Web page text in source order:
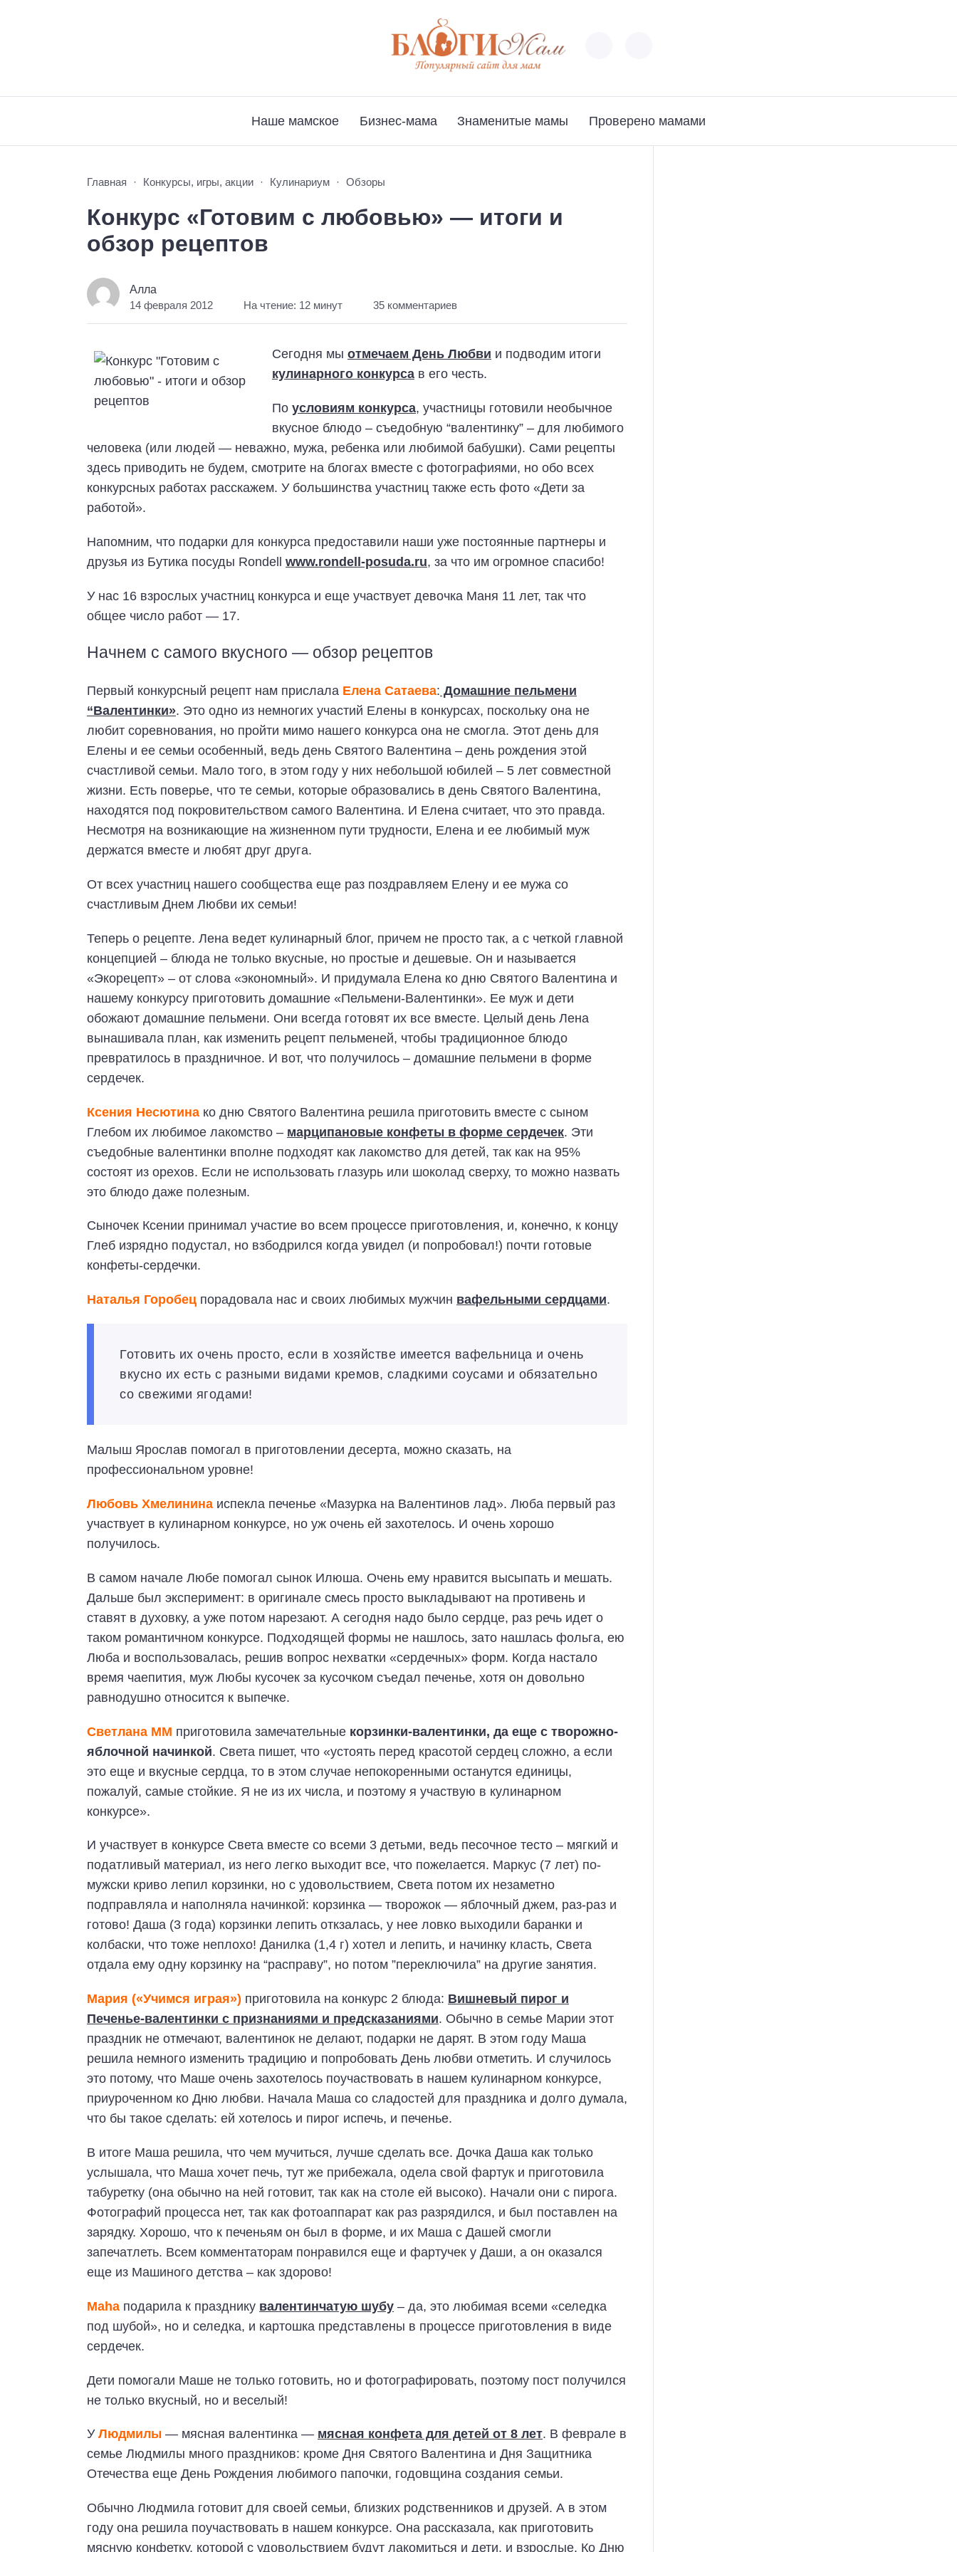
Наше мамское Бизнес-мама Знаменитые мамы Проверено мамами
Главная Конкурсы, игры, акции Кулинариум Обзоры
Конкурс «Готовим с любовью» — итоги и
обзор рецептов
Алла
14 февраля 2012 На чтение: 12 минут 35 комментариев
Сегодня мы отмечаем День Любви и подводим итоги
кулинарного конкурса в его честь.
По условиям конкурса, участницы готовили необычное
вкусное блюдо – съедобную “валентинку” – для любимого
человека (или людей — неважно, мужа, ребенка или любимой бабушки). Сами рецепты
здесь приводить не будем, смотрите на блогах вместе с фотографиями, но обо всех
конкурсных работах расскажем. У большинства участниц также есть фото «Дети за
работой».
Напомним, что подарки для конкурса предоставили наши уже постоянные партнеры и
друзья из Бутика посуды Rondell www.rondell-posuda.ru, за что им огромное спасибо!
У нас 16 взрослых участниц конкурса и еще участвует девочка Маня 11 лет, так что
общее число работ — 17.
Начнем с самого вкусного — обзор рецептов
Первый конкурсный рецепт нам прислала Елена Сатаева: Домашние пельмени
“Валентинки». Это одно из немногих участий Елены в конкурсах, поскольку она не
любит соревнования, но пройти мимо нашего конкурса она не смогла. Этот день для
Елены и ее семьи особенный, ведь день Святого Валентина – день рождения этой
счастливой семьи. Мало того, в этом году у них небольшой юбилей – 5 лет совместной
жизни. Есть поверье, что те семьи, которые образовались в день Святого Валентина,
находятся под покровительством самого Валентина. И Елена считает, что это правда.
Несмотря на возникающие на жизненном пути трудности, Елена и ее любимый муж
держатся вместе и любят друг друга.
От всех участниц нашего сообщества еще раз поздравляем Елену и ее мужа со
счастливым Днем Любви их семьи!
Теперь о рецепте. Лена ведет кулинарный блог, причем не просто так, а с четкой главной
концепцией – блюда не только вкусные, но простые и дешевые. Он и называется
«Экорецепт» – от слова «экономный». И придумала Елена ко дню Святого Валентина и
нашему конкурсу приготовить домашние «Пельмени-Валентинки». Ее муж и дети
обожают домашние пельмени. Они всегда готовят их все вместе. Целый день Лена
вынашивала план, как изменить рецепт пельменей, чтобы традиционное блюдо
превратилось в праздничное. И вот, что получилось – домашние пельмени в форме
сердечек.
Ксения Несютина ко дню Святого Валентина решила приготовить вместе с сыном
Глебом их любимое лакомство – марципановые конфеты в форме сердечек. Эти
съедобные валентинки вполне подходят как лакомство для детей, так как на 95%
состоят из орехов. Если не использовать глазурь или шоколад сверху, то можно назвать
это блюдо даже полезным.
Сыночек Ксении принимал участие во всем процессе приготовления, и, конечно, к концу
Глеб изрядно подустал, но взбодрился когда увидел (и попробовал!) почти готовые
конфеты-сердечки.
Наталья Горобец порадовала нас и своих любимых мужчин вафельными сердцами.
Готовить их очень просто, если в хозяйстве имеется вафельница и очень
вкусно их есть с разными видами кремов, сладкими соусами и обязательно
со свежими ягодами!
Малыш Ярослав помогал в приготовлении десерта, можно сказать, на
профессиональном уровне!
Любовь Хмелинина испекла печенье «Мазурка на Валентинов лад». Люба первый раз
участвует в кулинарном конкурсе, но уж очень ей захотелось. И очень хорошо
получилось.
В самом начале Любе помогал сынок Илюша. Очень ему нравится высыпать и мешать.
Дальше был эксперимент: в оригинале смесь просто выкладывают на противень и
ставят в духовку, а уже потом нарезают. А сегодня надо было сердце, раз речь идет о
таком романтичном конкурсе. Подходящей формы не нашлось, зато нашлась фольга, ею
Люба и воспользовалась, решив вопрос нехватки «сердечных» форм. Когда настало
время чаепития, муж Любы кусочек за кусочком съедал печенье, хотя он довольно
равнодушно относится к выпечке.
Светлана ММ приготовила замечательные корзинки-валентинки, да еще с творожно-
яблочной начинкой. Света пишет, что «устоять перед красотой сердец сложно, а если
это еще и вкусные сердца, то в этом случае непокоренными останутся единицы,
пожалуй, самые стойкие. Я не из их числа, и поэтому я участвую в кулинарном
конкурсе».
И участвует в конкурсе Света вместе со всеми 3 детьми, ведь песочное тесто – мягкий и
податливый материал, из него легко выходит все, что пожелается. Маркус (7 лет) по-
мужски криво лепил корзинки, но с удовольствием, Света потом их незаметно
подправляла и наполняла начинкой: корзинка — творожок — яблочный джем, раз-раз и
готово! Даша (3 года) корзинки лепить откзалась, у нее ловко выходили баранки и
колбаски, что тоже неплохо! Данилка (1,4 г) хотел и лепить, и начинку класть, Света
отдала ему одну корзинку на “расправу”, но потом ”переключила” на другие занятия.
Мария («Учимся играя») приготовила на конкурс 2 блюда: Вишневый пирог и
Печенье-валентинки с признаниями и предсказаниями. Обычно в семье Марии этот
праздник не отмечают, валентинок не делают, подарки не дарят. В этом году Маша
решила немного изменить традицию и попробовать День любви отметить. И случилось
это потому, что Маше очень захотелось поучаствовать в нашем кулинарном конкурсе,
приуроченном ко Дню любви. Начала Маша со сладостей для праздника и долго думала,
что бы такое сделать: ей хотелось и пирог испечь, и печенье.
В итоге Маша решила, что чем мучиться, лучше сделать все. Дочка Даша как только
услышала, что Маша хочет печь, тут же прибежала, одела свой фартук и приготовила
табуретку (она обычно на ней готовит, так как на столе ей высоко). Начали они с пирога.
Фотографий процесса нет, так как фотоаппарат как раз разрядился, и был поставлен на
зарядку. Хорошо, что к печеньям он был в форме, и их Маша с Дашей смогли
запечатлеть. Всем комментаторам понравился еще и фартучек у Даши, а он оказался
еще из Машиного детства – как здорово!
Maha подарила к празднику валентинчатую шубу – да, это любимая всеми «селедка
под шубой», но и селедка, и картошка представлены в процессе приготовления в виде
сердечек.
Дети помогали Маше не только готовить, но и фотографировать, поэтому пост получился
не только вкусный, но и веселый!
У Людмилы — мясная валентинка — мясная конфета для детей от 8 лет. В феврале в
семье Людмилы много праздников: кроме Дня Святого Валентина и Дня Защитника
Отечества еще День Рождения любимого папочки, годовщина создания семьи.
Обычно Людмила готовит для своей семьи, близких родственников и друзей. А в этом
году она решила поучаствовать в нашем конкурсе. Она рассказала, как приготовить
мясную конфетку, которой с удовольствием будут лакомиться и дети, и взрослые. Ко Дню